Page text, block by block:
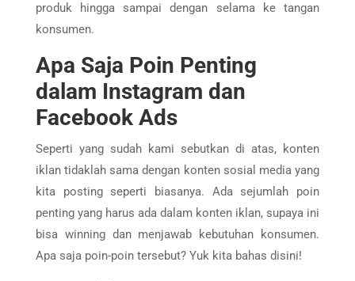
produk hingga sampai dengan selama ke tangan
konsumen.
Apa Saja Poin Penting
dalam Instagram dan
Facebook Ads
Seperti yang sudah kami sebutkan di atas, konten
iklan tidaklah sama dengan konten sosial media yang
kita posting seperti biasanya. Ada sejumlah poin
penting yang harus ada dalam konten iklan, supaya ini
bisa winning dan menjawab kebutuhan konsumen.
Apa saja poin-poin tersebut? Yuk kita bahas disini!